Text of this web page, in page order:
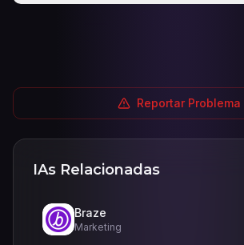
Reportar Problema
IAs Relacionadas
Braze
Marketing